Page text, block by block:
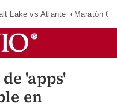
Lake vs Atlante Maratón
'apps'
en